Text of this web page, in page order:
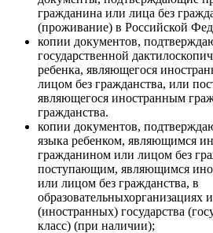
гражданина или лица без
(проживание) в Российской
копии документов,
государственной
ребенка, являющегося
лицом без гражданства, или
являющегося иностранным
гражданства.
копии документов,
языка ребенком, являющимся
гражданином или лицом без
поступающим, являющимся
или лицом без гражданства, в
образовательныхорганизациях
(иностранных) государства
класс) (при наличии);